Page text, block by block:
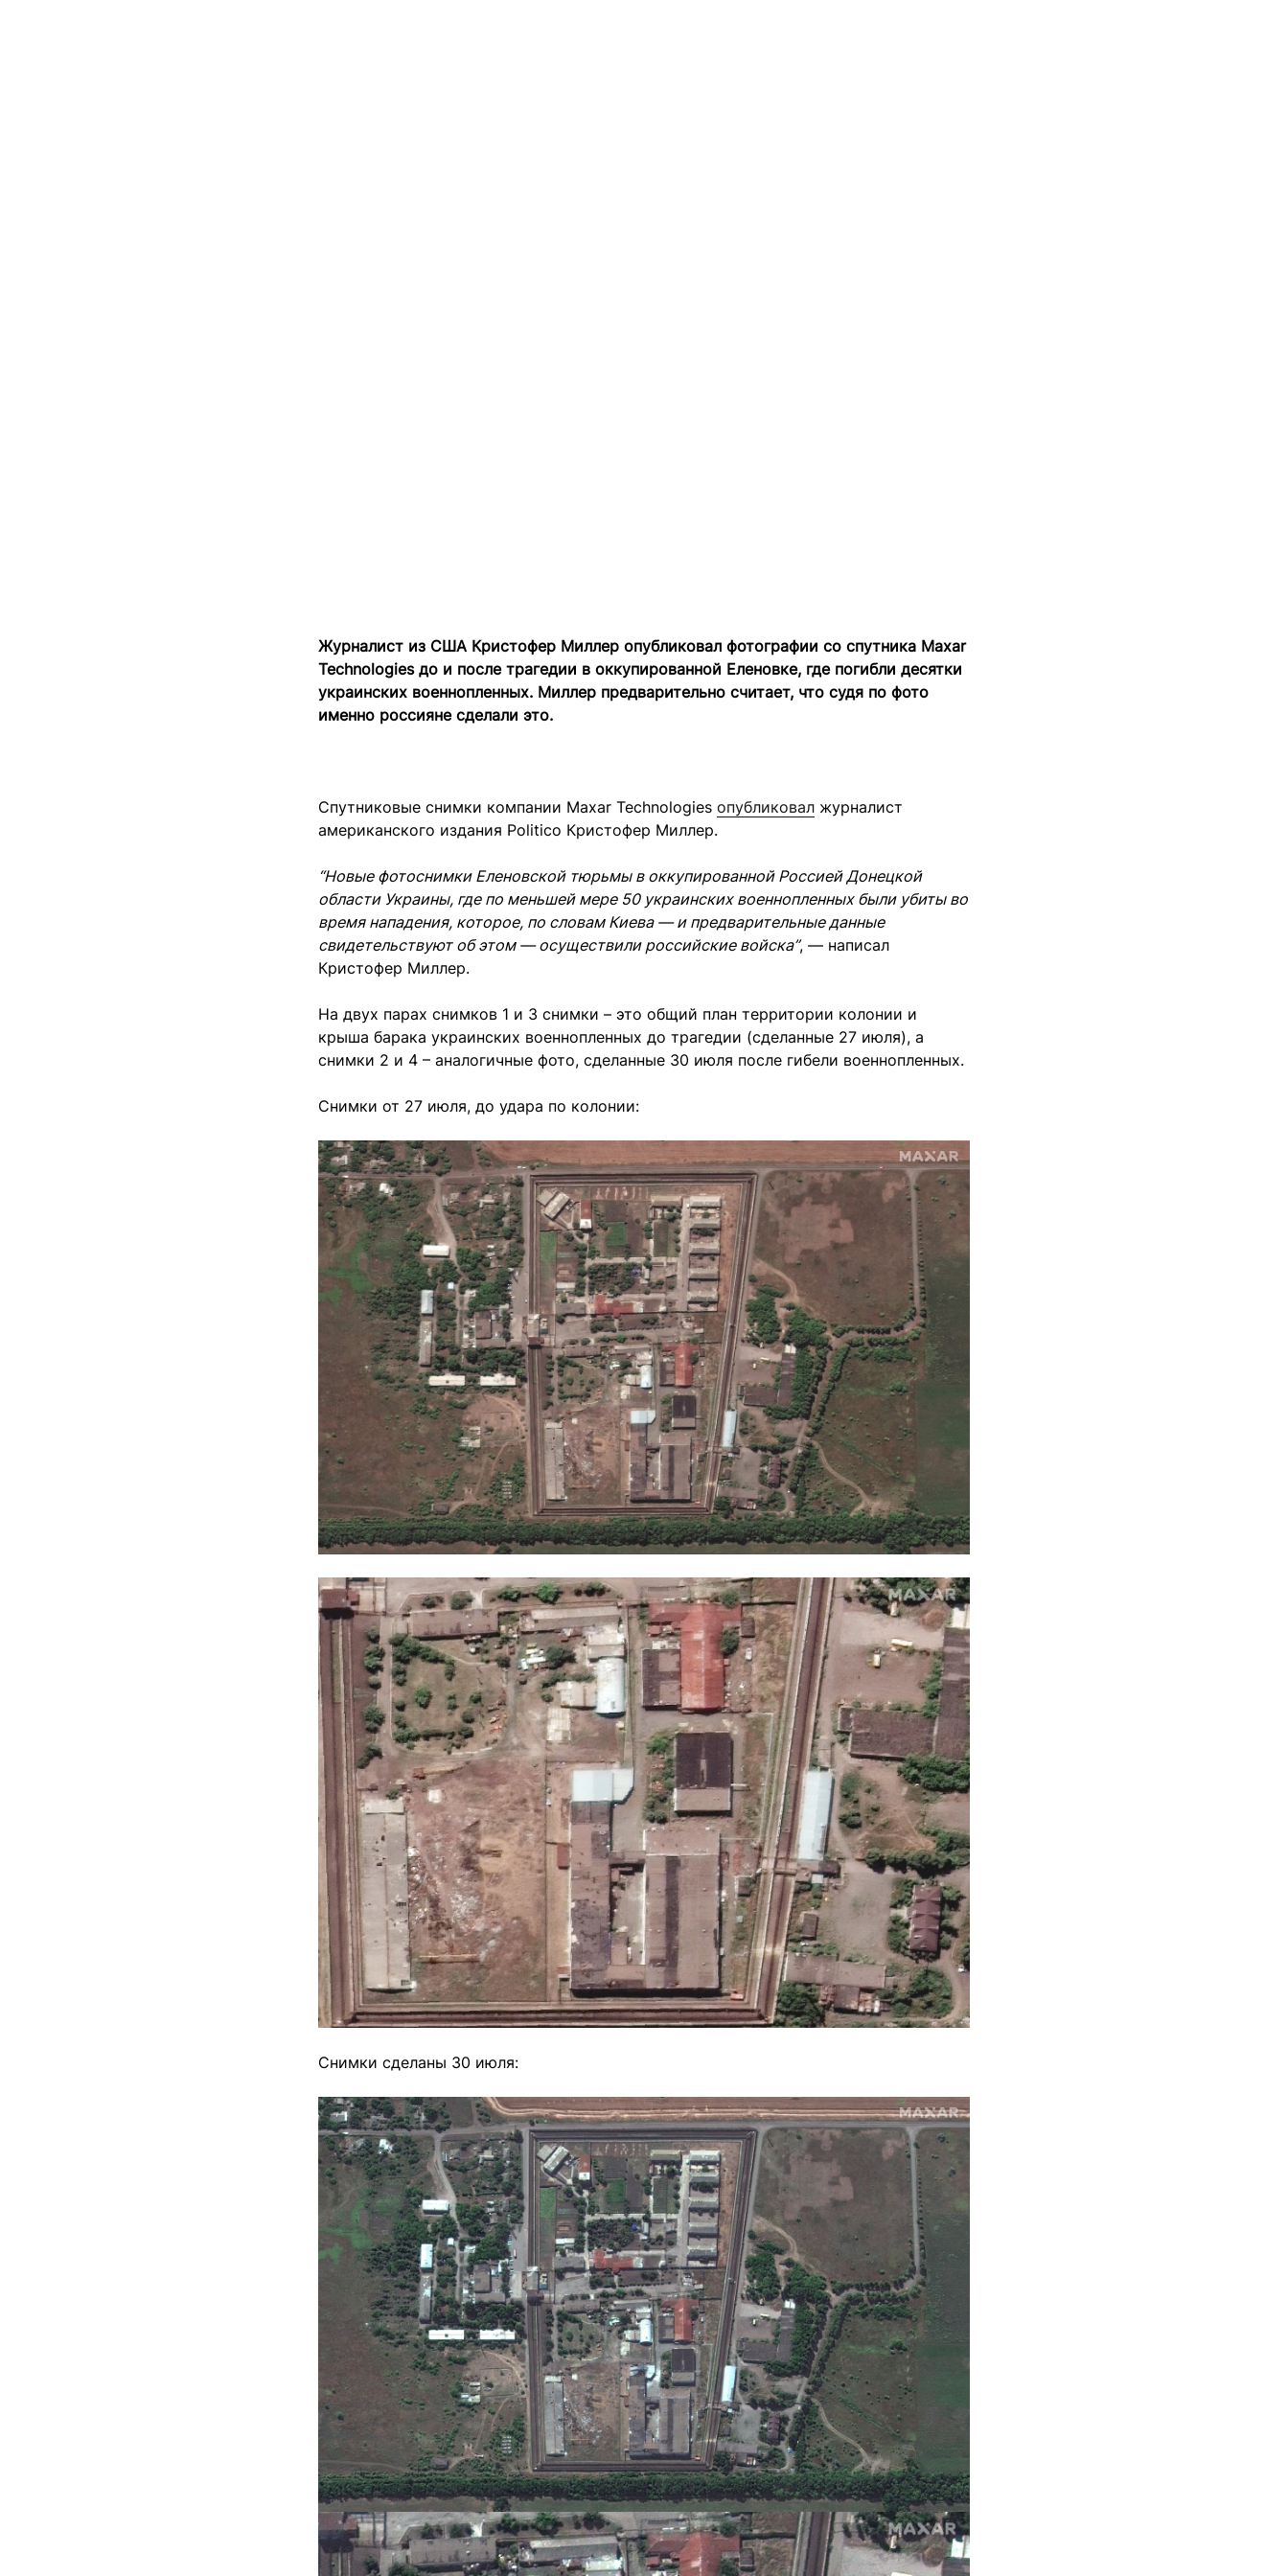
Журналист из США Кристофер Миллер опубликовал фотографии со спутника Maxar
Technologies до и после трагедии в оккупированной Еленовке, где погибли десятки
украинских военнопленных. Миллер предварительно считает, что судя по фото
именно россияне сделали это.
Спутниковые снимки компании Maxar Technologies опубликовал журналист
американского издания Politico Кристофер Миллер.
“Новые фотоснимки Еленовской тюрьмы в оккупированной Россией Донецкой
области Украины, где по меньшей мере 50 украинских военнопленных были убиты во
время нападения, которое, по словам Киева — и предварительные данные
свидетельствуют об этом — осуществили российские войска”, — написал
Кристофер Миллер.
На двух парах снимков 1 и 3 снимки – это общий план территории колонии и
крыша барака украинских военнопленных до трагедии (сделанные 27 июля), а
снимки 2 и 4 – аналогичные фото, сделанные 30 июля после гибели военнопленных.
Снимки от 27 июля, до удара по колонии:
Снимки сделаны 30 июля: